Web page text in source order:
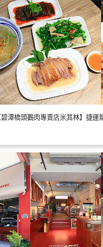
潭橋頭鵝肉專賣店米其林】捷運